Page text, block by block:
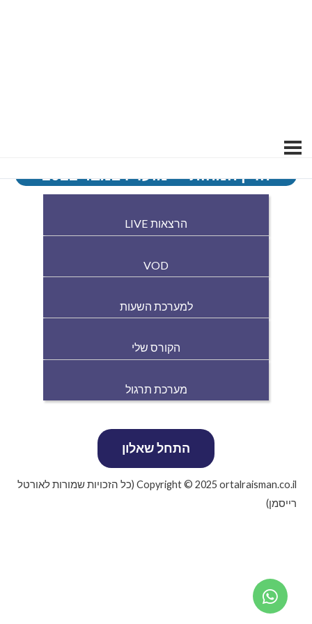
הדין המהותי – מועד דצמבר 2022
הרצאות LIVE
VOD
למערכת השעות
הקורס שלי
מערכת תרגול
Copyright © 2025 ortalraisman.co.il (כל הזכויות שמורות לאורטל
רייסמן)